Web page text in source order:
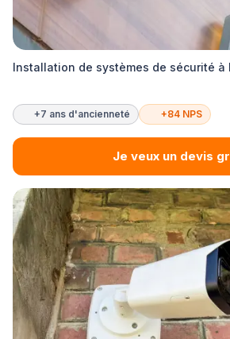
Installation de systèmes de sécurité à
+7 ans d'ancienneté +84 NPS
Je veux un devis